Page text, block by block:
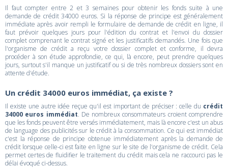
Il faut compter entre 2 et 3 semaines pour obtenir les fonds suite à une
demande de crédit 34000 euros. Si la réponse de principe est généralement
immédiate après avoir rempli le formulaire de demande de crédit en ligne, il
faut prévoir quelques jours pour l'édition du contrat et l'envoi du dossier
complet comprenant le contrat signé et les justificatifs demandés. Une fois que
l'organisme de crédit a reçu votre dossier complet et conforme, il devra
procéder à son étude approfondie, ce qui, là encore, peut prendre quelques
jours, surtout s'il manque un justificatif ou si de très nombreux dossiers sont en
attente d'étude.
Un crédit 34000 euros immédiat, ça existe ?
Il existe une autre idée reçue qu'il est important de préciser : celle du crédit
34000 euros immédiat. De nombreux consommateurs croient comprendre
que les fonds peuvent être versés immédiatement, mais là encore c'est un abus
de language des publicités sur le crédit à la consommation. Ce qui est immédiat
c'est la réponse de principe obtenue immédiatement après la demande de
crédit lorsque celle-ci est faite en ligne sur le site de l'organisme de crédit. Cela
permet certes de fluidifier le traitement du crédit mais cela ne raccourci pas le
délai évoqué ci-dessus.